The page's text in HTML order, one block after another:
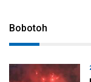
Bobotoh